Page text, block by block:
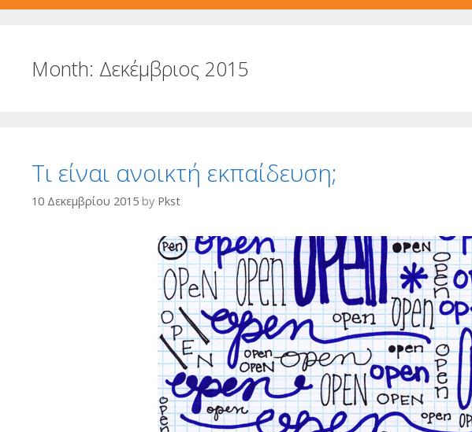
Month: Δεκέμβριος 2015
Τι είναι ανοικτή εκπαίδευση;
10 Δεκεμβρίου 2015 by Pkst